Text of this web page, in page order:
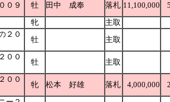
０９ 牡 田中 成奉 落札 11,100,000
牝
主取
２０
牡 主取
００
牡 主取
００
牝 松本 好雄 落札 4,000,000